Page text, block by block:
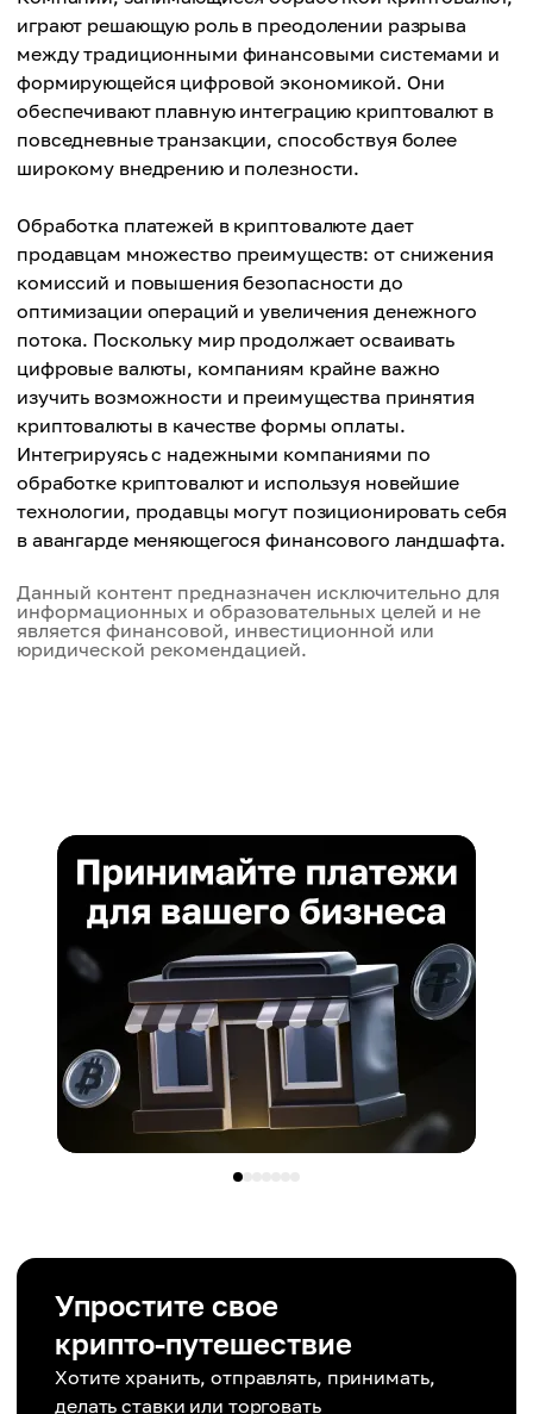
играют решающую роль в преодолении разрыва
между традиционными финансовыми системами и
формирующейся цифровой экономикой. Они
обеспечивают плавную интеграцию криптовалют в
повседневные транзакции, способствуя более
широкому внедрению и полезности.
Обработка платежей в криптовалюте дает
продавцам множество преимуществ: от снижения
комиссий и повышения безопасности до
оптимизации операций и увеличения денежного
потока. Поскольку мир продолжает осваивать
цифровые валюты, компаниям крайне важно
изучить возможности и преимущества принятия
криптовалюты в качестве формы оплаты.
Интегрируясь с надежными компаниями по
обработке криптовалют и используя новейшие
технологии, продавцы могут позиционировать себя
в авангарде меняющегося финансового ландшафта.
Данный контент предназначен исключительно для
информационных и образовательных целей и не
является финансовой, инвестиционной или
юридической рекомендацией.
Упростите свое
крипто-путешествие
Хотите хранить, отправлять, принимать,
делать ставки или торговать